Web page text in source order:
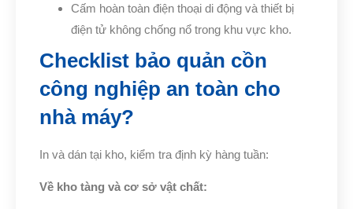
Cấm hoàn toàn điện thoại di động và thiết bị
điện tử không chống nổ trong khu vực kho.
Checklist bảo quản cồn
công nghiệp an toàn cho
nhà máy?
In và dán tại kho, kiểm tra định kỳ hàng tuần:
Về kho tàng và cơ sở vật chất: